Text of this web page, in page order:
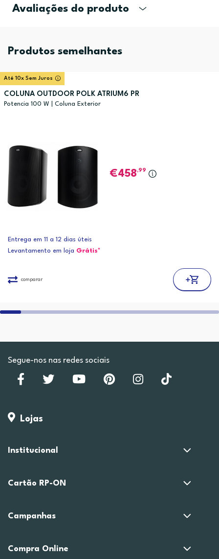
Avaliações do produto
Produtos semelhantes
Até 10x Sem Juros
COLUNA OUTDOOR POLK ATRIUM6 PR
Potencia 100 W | Coluna Exterior
458,99
Entrega em 11 a 12 dias úteis
Levantamento em loja Grátis*
comparar
Segue-nos nas redes sociais
Lojas
Institucional
Cartão RP-ON
Campanhas
Compra Online